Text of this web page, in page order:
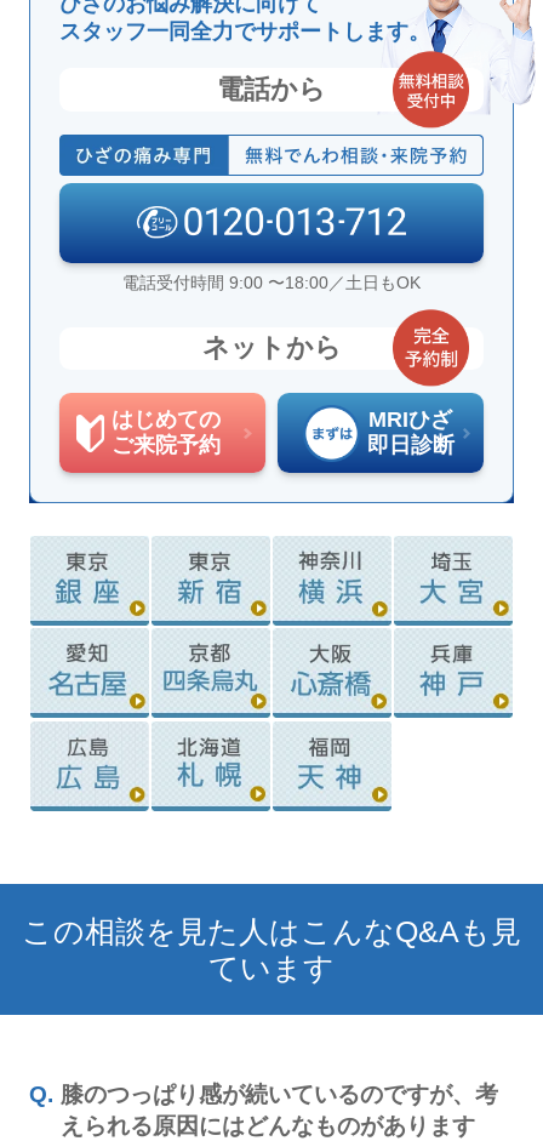
スタッフ一同全力でサポートします。
電話から
電話受付時間 9:00 〜18:00／土日もOK
ネットから
はじめての
ご来院予約
MRIひざ
即日診断
この相談を見た人はこんなQ&Aも見
ています
膝のつっぱり感が続いているのですが、考
えられる原因にはどんなものがあります